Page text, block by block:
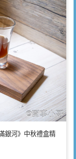
銀河》中秋禮盒精